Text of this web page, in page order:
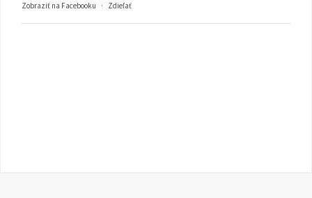
Zobraziť na Facebooku · Zdieľať